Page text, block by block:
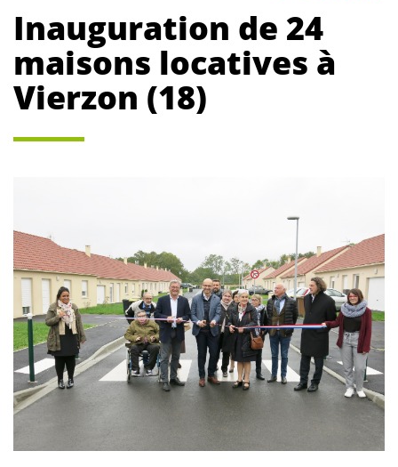
Inauguration de 24
maisons locatives à
Vierzon (18)